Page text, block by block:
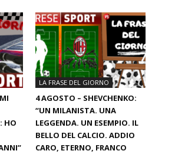
HO
LA FRASE DEL GIORNO
4 AGOSTO – SHEVCHENKO:
“UN MILANISTA. UNA
LEGGENDA. UN ESEMPIO. IL
BELLO DEL CALCIO. ADDIO
CARO, ETERNO, FRANCO